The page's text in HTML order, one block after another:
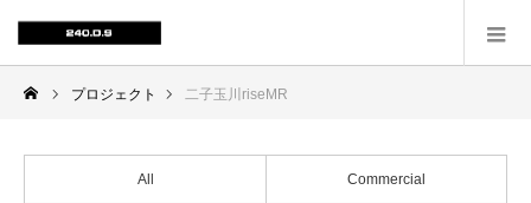
プロジェクト 二子玉川riseMR
All Commercial